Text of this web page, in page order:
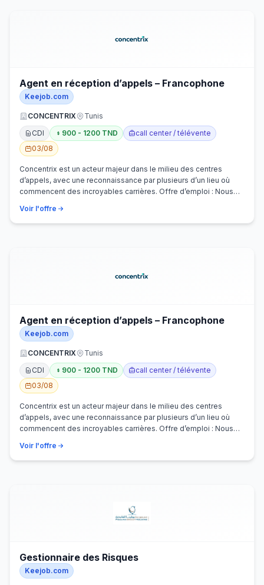
Agent en réception d’appels – Francophone
Keejob.com
CONCENTRIX
Tunis
CDI
900 - 1200 TND
call center / télévente
03/08
Concentrix est un acteur majeur dans le milieu des centres
d’appels, avec une reconnaissance par plusieurs d’un lieu où
commencent des incroyables carrières. Offre d’emploi : Nous
Voir l'offre
Agent en réception d’appels – Francophone
Keejob.com
CONCENTRIX
Tunis
CDI
900 - 1200 TND
call center / télévente
03/08
Concentrix est un acteur majeur dans le milieu des centres
d’appels, avec une reconnaissance par plusieurs d’un lieu où
commencent des incroyables carrières. Offre d’emploi : Nous
Voir l'offre
Gestionnaire des Risques
Keejob.com